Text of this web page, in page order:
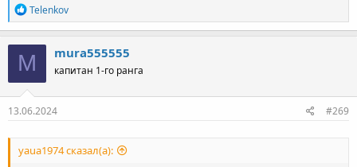
Р
е
а
к
ц
и
и
:
Telenkov
M mura555555
капитан 1-го ранга
13.06.2024 #269
yaua1974 сказал(а):